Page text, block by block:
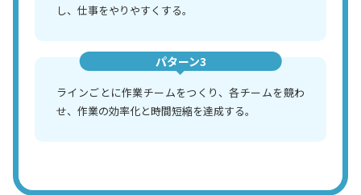
し、仕事をやりやすくする。
パターン3
ラインごとに作業チームをつくり、各チームを競わ
せ、作業の効率化と時間短縮を達成する。